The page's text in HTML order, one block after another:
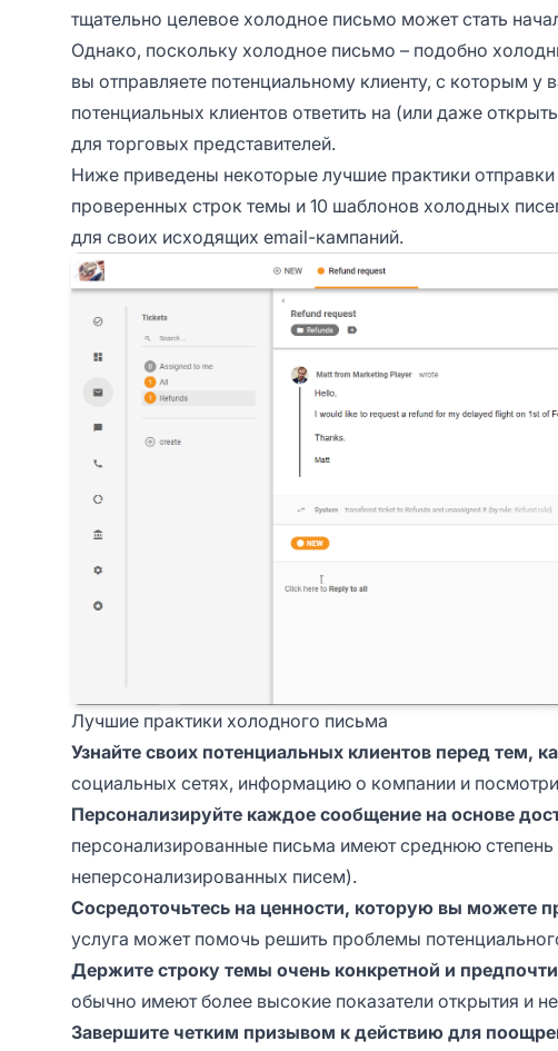
тщательно целевое холодное письмо может стать
Однако, поскольку холодное письмо – подобно
вы отправляете потенциальному клиенту, с которым у
потенциальных клиентов ответить на (или даже
для торговых представителей.
Ниже приведены некоторые лучшие практики
проверенных строк темы и 10 шаблонов холодных
для своих исходящих email-кампаний.
Лучшие практики холодного письма
Узнайте своих потенциальных клиентов перед тем,
социальных сетях, информацию о компании и
Персонализируйте каждое сообщение на основе
персонализированные письма имеют среднюю степень
неперсонализированных писем).
Сосредоточьтесь на ценности, которую вы можете
услуга может помочь решить проблемы
Держите строку темы очень конкретной и
обычно имеют более высокие показатели открытия и
Завершите четким призывом к действию для